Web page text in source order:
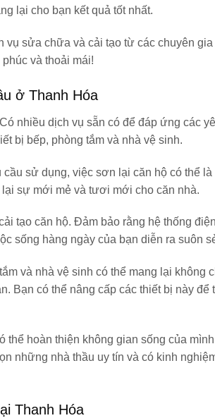
lại cho bạn kết quả tốt nhất.
sửa chữa và cải tạo từ các chuyên gia
và thoải mái!
ở Thanh Hóa
nhiều dịch vụ sẵn có để đáp ứng các
bị bếp, phòng tắm và nhà vệ sinh.
sử dụng, việc sơn lại căn hộ có thể là
sự mới mẻ và tươi mới cho căn nhà.
tạo căn hộ. Đảm bảo rằng hệ thống
sống hàng ngày của bạn diễn ra suôn
và nhà vệ sinh có thể mang lại không
Bạn có thể nâng cấp các thiết bị này để
hoàn thiện không gian sống của
những nhà thầu uy tín và có kinh
Thanh Hóa